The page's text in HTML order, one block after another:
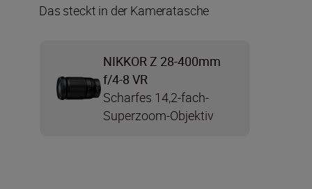
Das steckt in der Kameratasche
NIKKOR Z 28-400mm
f/4-8 VR
Scharfes 14,2-fach-
Superzoom-Objektiv